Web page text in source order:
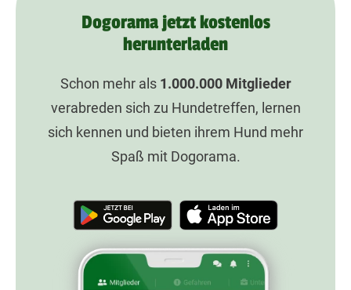
Dogorama jetzt kostenlos
herunterladen
Schon mehr als 1.000.000Mitglieder
verabreden sich zu Hundetreffen, lernen
sich kennen und bieten ihrem Hund mehr
Spaß mit Dogorama.